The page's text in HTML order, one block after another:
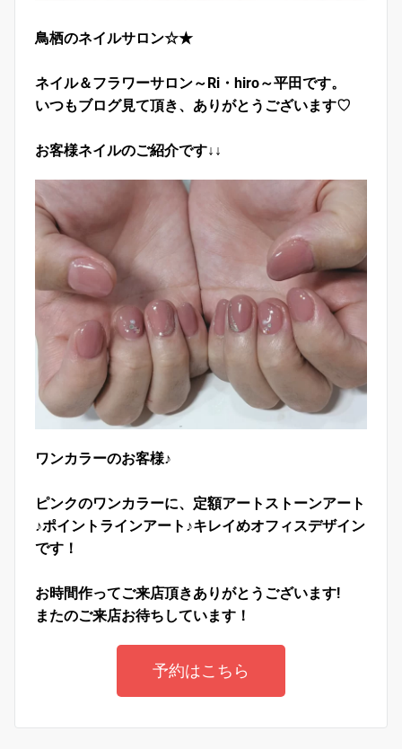
鳥栖のネイルサロン☆★
ネイル＆フラワーサロン～Ri・hiro～平田です。
いつもブログ見て頂き、ありがとうございます♡
お客様ネイルのご紹介です↓↓
ワンカラーのお客様♪
ピンクのワンカラーに、定額アートストーンアート
♪ポイントラインアート♪キレイめオフィスデザイン
です！
お時間作ってご来店頂きありがとうございます!
またのご来店お待ちしています！
予約はこちら